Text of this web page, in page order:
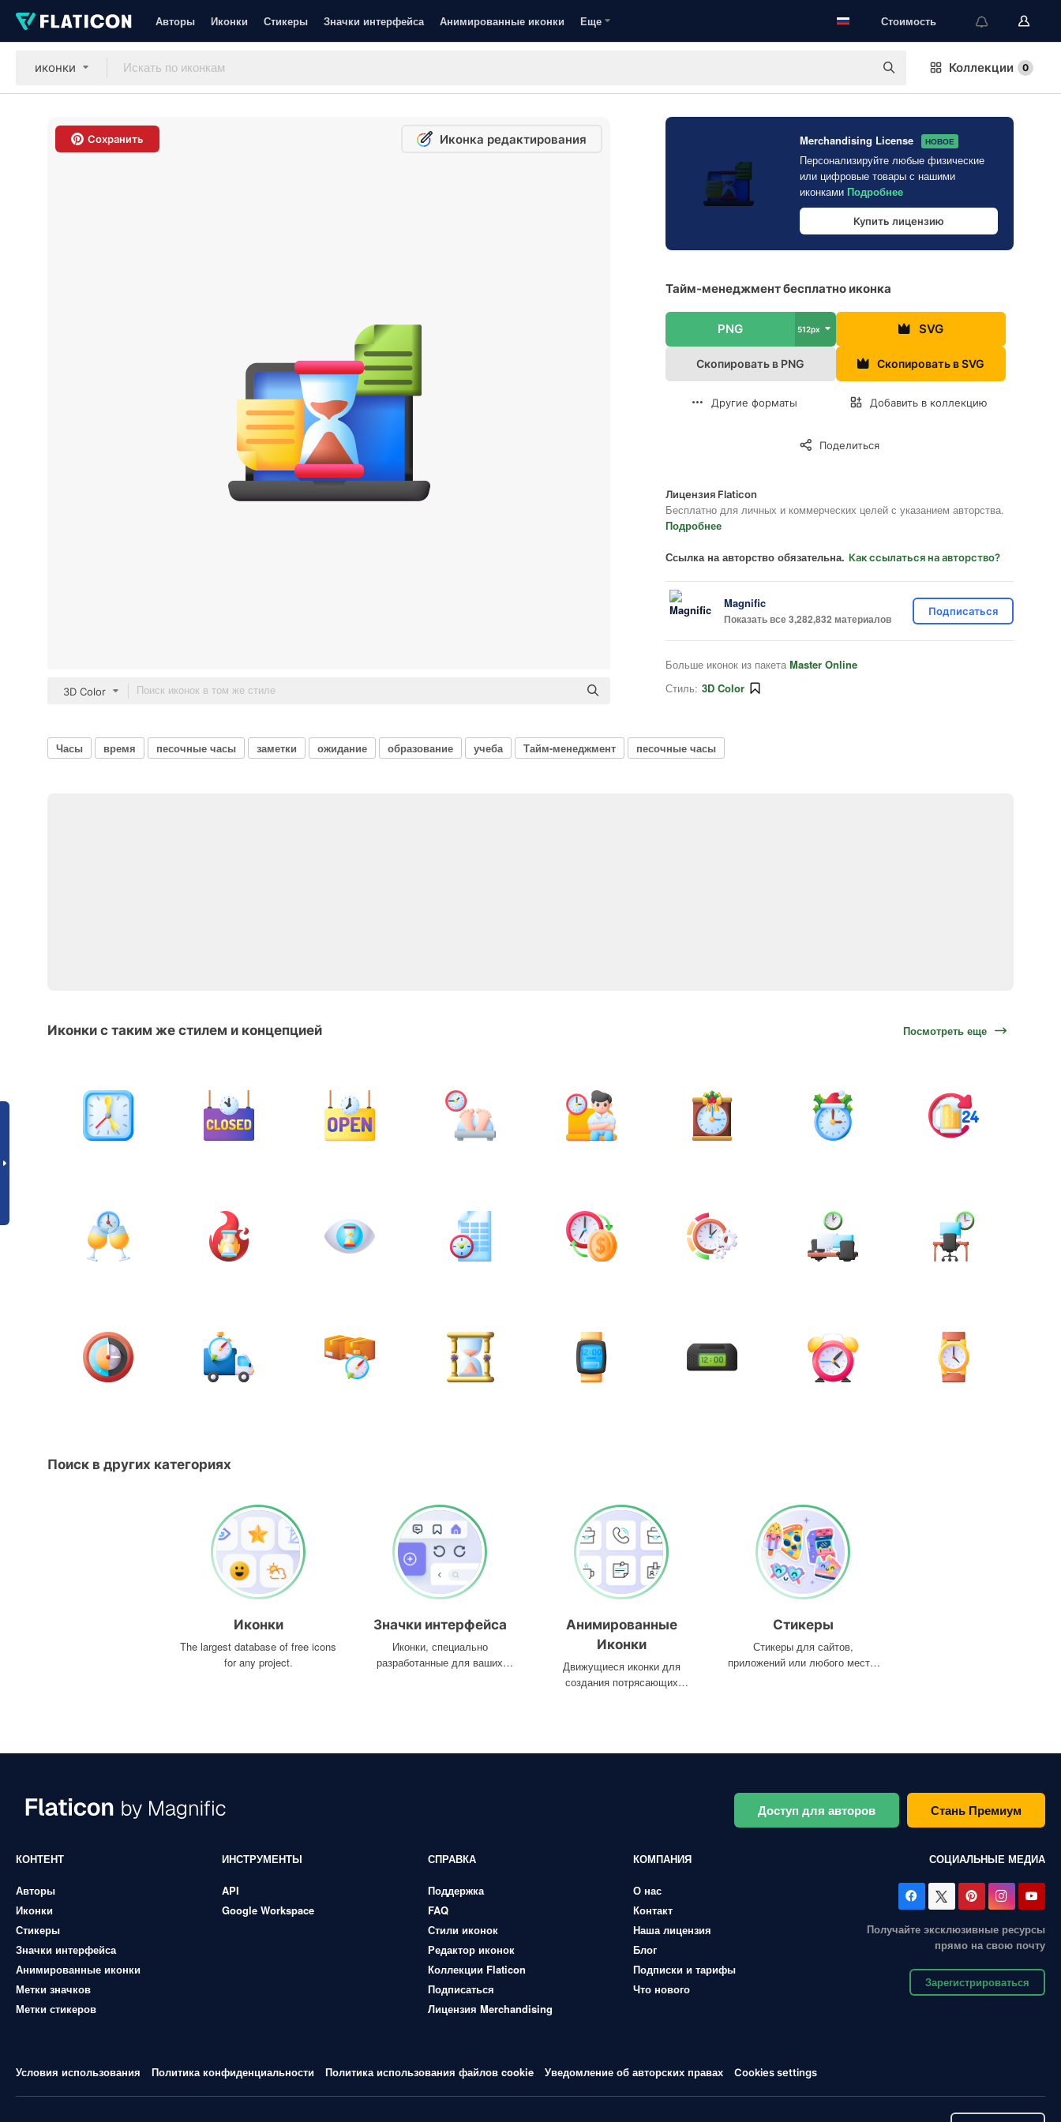
Авторы Иконки Стикеры Значки интерфейса Анимированные иконки Еще Стоимость
иконки Коллекции 0
Сохранить Иконка редактирования
3D Color
Merchandising License НОВОЕ
Персонализируйте любые физические
или цифровые товары с нашими
иконками Подробнее
Купить лицензию
Тайм-менеджмент бесплатно иконка
PNG 512px SVG
Скопировать в PNG Скопировать в SVG
Другие форматы Добавить в коллекцию
Поделиться
Лицензия Flaticon
Бесплатно для личных и коммерческих целей с указанием авторства.
Подробнее
Ссылка на авторство обязательна. Как ссылаться на авторство?
Magnific
Показать все 3,282,832 материалов
Подписаться
Больше иконок из пакета Master Online
Стиль: 3D Color
Часы время песочные часы заметки ожидание образование учеба Тайм-менеджмент песочные часы
Иконки с таким же стилем и концепцией Посмотреть еще
Поиск в других категориях
Иконки
The largest database of free icons
for any project.
Значки интерфейса
Иконки, специально
разработанные для ваших
Анимированные
Иконки
Движущиеся иконки для
создания потрясающих
Стикеры
Стикеры для сайтов,
приложений или любого места,
Доступ для авторов Стань Премиум
КОНТЕНТ
Авторы
Иконки
Стикеры
Значки интерфейса
Анимированные иконки
Метки значков
Метки стикеров
ИНСТРУМЕНТЫ
API
Google Workspace
СПРАВКА
Поддержка
FAQ
Стили иконок
Редактор иконок
Коллекции Flaticon
Подписаться
Лицензия Merchandising
КОМПАНИЯ
О нас
Контакт
Наша лицензия
Блог
Подписки и тарифы
Что нового
СОЦИАЛЬНЫЕ МЕДИА
Получайте эксклюзивные ресурсы
прямо на свою почту
Зарегистрироваться
Условия использования Политика конфиденциальности Политика использования файлов cookie Уведомление об авторских правах Cookies settings